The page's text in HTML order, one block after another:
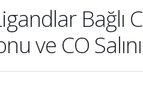
Bağlı
ve CO